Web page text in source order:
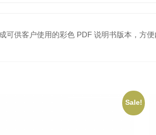
可供客户使用的彩色 PDF 说明书版本，方
Sale!